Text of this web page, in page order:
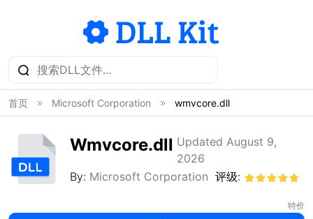
首页 Microsoft Corporation wmvcore.dll
Wmvcore.dll Updated August 9,
2026
By: Microsoft Corporation 评级:
特价